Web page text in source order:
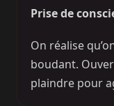
Prise de
On réalise
boudant.
plaindre pour